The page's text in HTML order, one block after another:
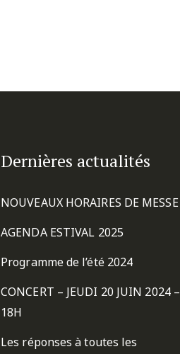
Dernières actualités
NOUVEAUX HORAIRES DE MESSE
AGENDA ESTIVAL 2025
Programme de l’été 2024
CONCERT – JEUDI 20 JUIN 2024 –
18H
Les réponses à toutes les